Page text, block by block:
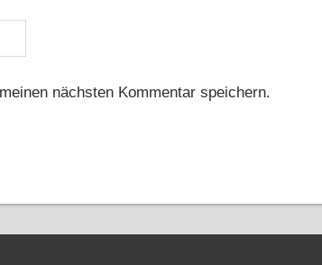
nächsten Kommentar speichern.